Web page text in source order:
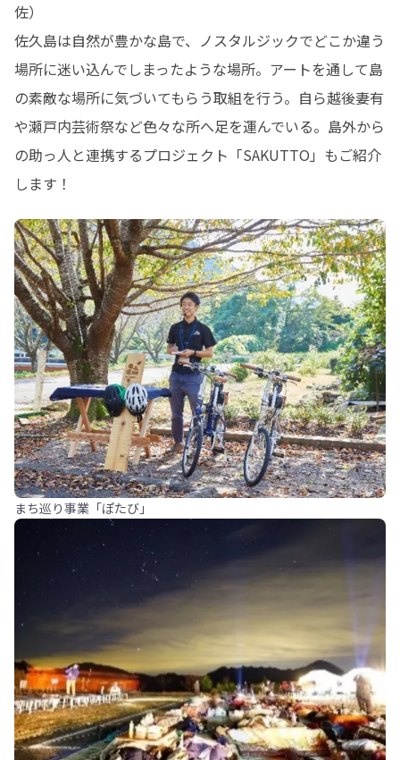
佐）
佐久島は自然が豊かな島で、ノスタルジックでどこか違う
場所に迷い込んでしまったような場所。アートを通して島
の素敵な場所に気づいてもらう取組を行う。自ら越後妻有
や瀬戸内芸術祭など色々な所へ足を運んでいる。島外から
の助っ人と連携するプロジェクト「SAKUTTO」もご紹介
します！
まち巡り事業「ぽたび」